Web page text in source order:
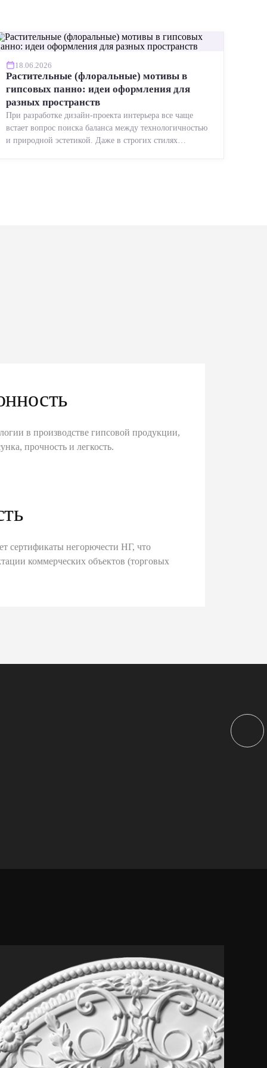
18.06.2026
Растительные (флоральные) мотивы в
гипсовых панно: идеи оформления для
разных пространств
При разработке дизайн-проекта интерьера все чаще
встает вопрос поиска баланса между технологичностью
и природной эстетикой. Даже в строгих стилях
в производстве гипсовой продукции,
прочность и легкость.
сертификаты негорючести НГ, что
коммерческих объектов (торговых